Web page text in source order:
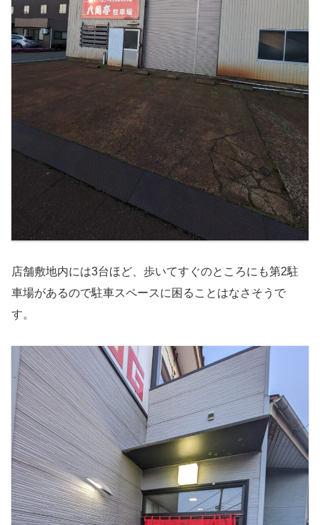
店舗敷地内には3台ほど、歩いてすぐのところにも第2駐
車場があるので駐車スペースに困ることはなさそうで
す。